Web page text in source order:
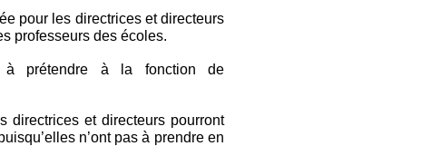
pour les directrices et directeurs
professeurs des écoles.
prétendre à la fonction de
directrices et directeurs pourront
n’ont pas à prendre en